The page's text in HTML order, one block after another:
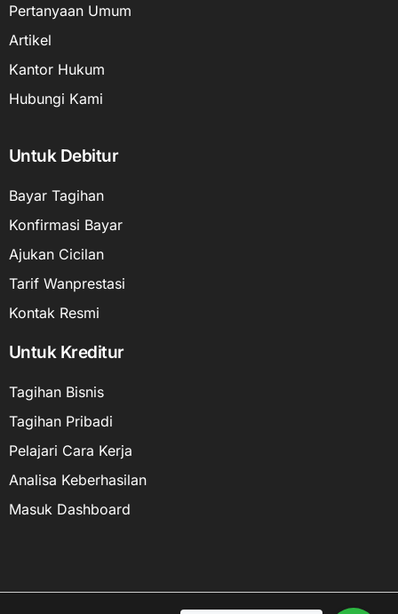
Pertanyaan Umum
Artikel
Kantor Hukum
Hubungi Kami
Untuk Debitur
Bayar Tagihan
Konfirmasi Bayar
Ajukan Cicilan
Tarif Wanprestasi
Kontak Resmi
Untuk Kreditur
Tagihan Bisnis
Tagihan Pribadi
Pelajari Cara Kerja
Analisa Keberhasilan
Masuk Dashboard